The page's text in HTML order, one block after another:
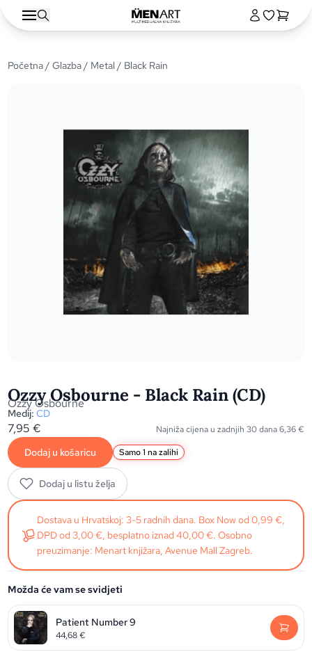
Početna/Glazba/ Metal / Black Rain
Ozzy Osbourne - Black Rain (CD)
Ozzy Osbourne
Medij: CD
7,95€ Najniža cijena u zadnjih 30 dana6,36€
Dodaj u košaricu Samo 1 na zalihi
Dodaj u listu želja
Dostava u Hrvatskoj: 3-5 radnih dana. Box Now od 0,99 €,
DPD od 3,00 €, besplatno iznad 40,00 €. Osobno
preuzimanje: Menart knjižara, Avenue Mall Zagreb.
Možda će vam se svidjeti
Patient Number 9
44,68€